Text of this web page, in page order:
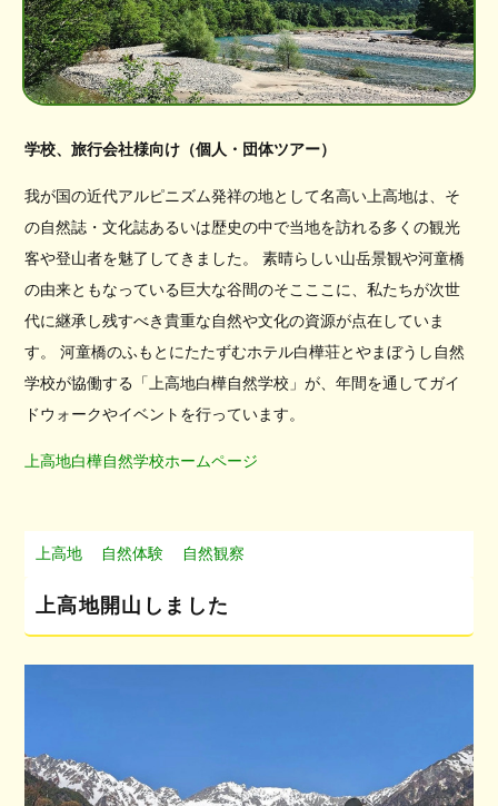
学校、旅行会社様向け（個人・団体ツアー）
我が国の近代アルピニズム発祥の地として名高い上高地は、そ
の自然誌・文化誌あるいは歴史の中で当地を訪れる多くの観光
客や登山者を魅了してきました。 素晴らしい山岳景観や河童橋
の由来ともなっている巨大な谷間のそこここに、私たちが次世
代に継承し残すべき貴重な自然や文化の資源が点在していま
す。 河童橋のふもとにたたずむホテル白樺荘とやまぼうし自然
学校が協働する「上高地白樺自然学校」が、年間を通してガイ
ドウォークやイベントを行っています。
上高地白樺自然学校ホームページ
上高地 自然体験 自然観察
上高地開山しました